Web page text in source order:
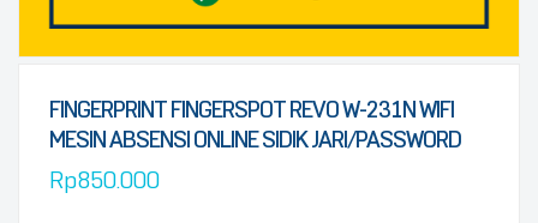
FINGERPRINT FINGERSPOT REVO W-231N WIFI
MESIN ABSENSI ONLINE SIDIK JARI/PASSWORD
Rp850.000